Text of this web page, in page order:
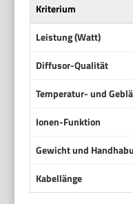
Kriterium
Leistung (Watt)
Diffusor-Qualität
Temperatur- und
Ionen-Funktion
Gewicht und
Kabellänge